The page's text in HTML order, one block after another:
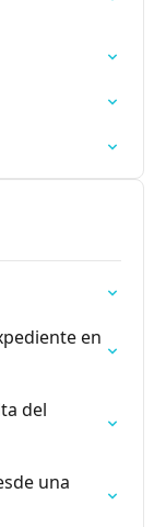
en
del
una